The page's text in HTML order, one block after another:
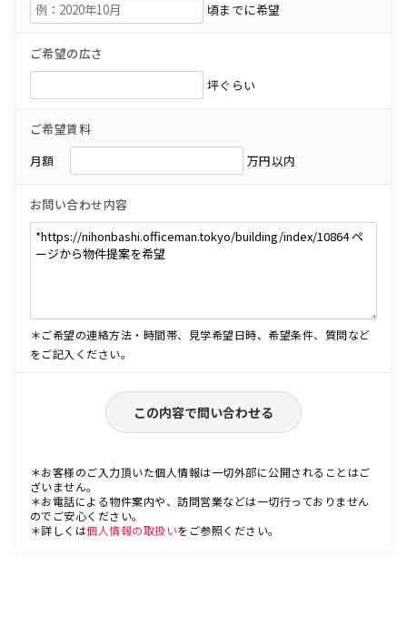
頃までに希望
ご希望の広さ
坪ぐらい
ご希望賃料
月額
万円以内
お問い合わせ内容
＊ご希望の連絡方法・時間帯、見学希望日時、希望条件、質問など
をご記入ください。
この内容で問い合わせる
＊お客様のご入力頂いた個人情報は一切外部に公開されることはご
ざいません。
＊お電話による物件案内や、訪問営業などは一切行っておりません
のでご安心ください。
＊詳しくは個人情報の取扱いをご参照ください。